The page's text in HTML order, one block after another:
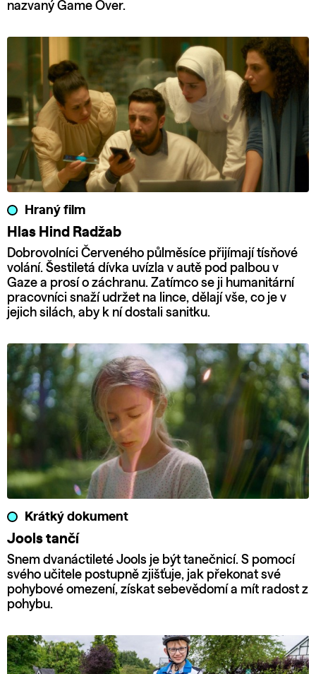
nazvaný Game Over.
Hraný film
Hlas Hind Radžab
Dobrovolníci Červeného půlměsíce přijímají tísňové
volání. Šestiletá dívka uvízla v autě pod palbou v
Gaze a prosí o záchranu. Zatímco se ji humanitární
pracovníci snaží udržet na lince, dělají vše, co je v
jejich silách, aby k ní dostali sanitku.
Krátký dokument
Jools tančí
Snem dvanáctileté Jools je být tanečnicí. S pomocí
svého učitele postupně zjišťuje, jak překonat své
pohybové omezení, získat sebevědomí a mít radost z
pohybu.